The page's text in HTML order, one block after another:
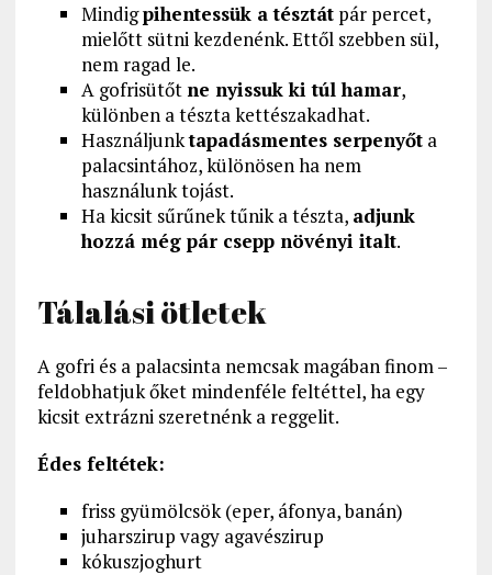
Mindigpihentessük a tésztátpár percet,
mielőtt sütni kezdenénk. Ettől szebben sül,
nem ragad le.
A gofrisütőt ne nyissuk ki túl hamar,
különben a tészta kettészakadhat.
Használjunktapadásmentes serpenyőta
palacsintához, különösen ha nem
használunk tojást.
Ha kicsit sűrűnek tűnik a tészta, adjunk
hozzá még pár csepp növényi italt.
Tálalási ötletek
A gofri és a palacsinta nemcsak magában finom –
feldobhatjuk őket mindenféle feltéttel, ha egy
kicsit extrázni szeretnénk a reggelit.
Édes feltétek:
friss gyümölcsök (eper, áfonya, banán)
juharszirup vagy agavészirup
kókuszjoghurt